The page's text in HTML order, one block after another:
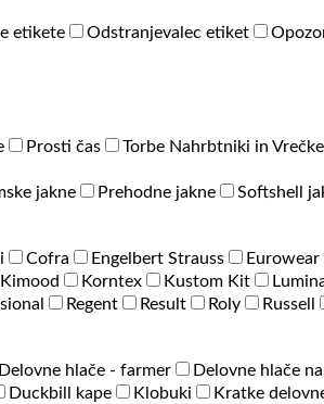
etikete Odstranjevalec etiket
Prosti čas Torbe Nahrbtniki in Vrečke
jakne Prehodne jakne Softshell
Cofra Engelbert Strauss Eurowear
Kimood Korntex Kustom Kit
Regent Result Roly Russell
Delovne hlače - farmer Delovne hlače
Duckbill kape Klobuki Kratke